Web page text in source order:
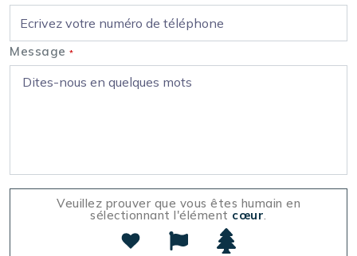
Message *
Veuillez prouver que vous êtes humain en
sélectionnant l'élément cœur.